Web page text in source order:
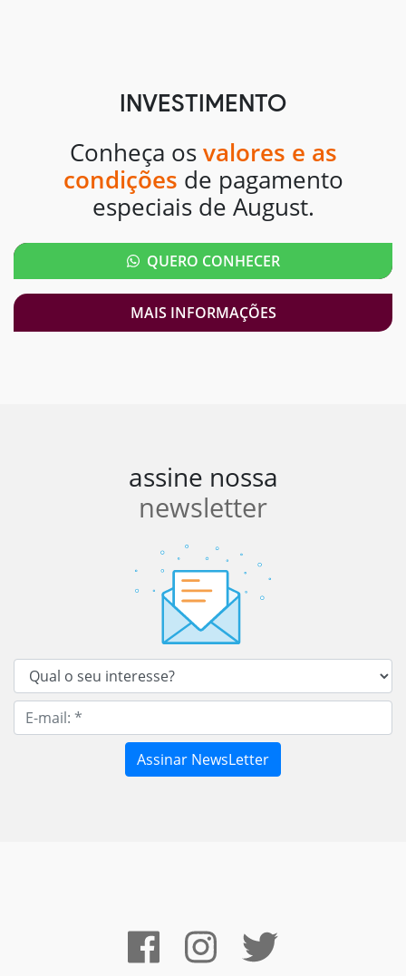
INVESTIMENTO
Conheça os valores e as
condições de pagamento
especiais de August.
QUERO CONHECER
MAIS INFORMAÇÕES
assine nossa
newsletter